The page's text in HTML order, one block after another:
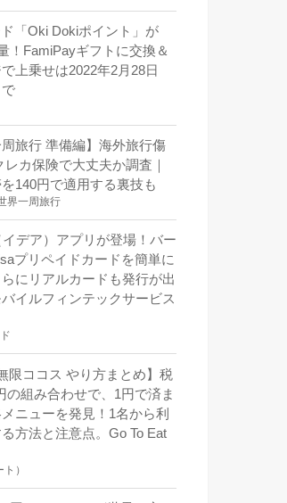
「Oki Dokiポイント」が
！FamiPayギフトに交換＆
上乗せは2022年2月28日
で
周旅行 準備編】海外旅行傷
レカ保険で大丈夫か調査｜
140円で適用する裏技も
界一周旅行
イデア）アプリが登場！バー
プリペイドカードを簡単に
にリアルカードも発行が出
イルフィンテックサービス
限ココス やり方まとめ】税
の組み合わせで、1円で済ま
ニューを発見！1名から利
方法と注意点。Go To Eat
）